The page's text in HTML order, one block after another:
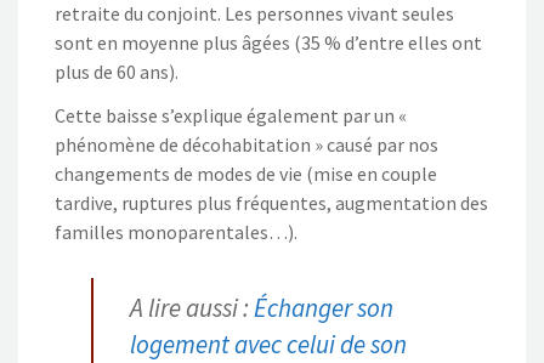
retraite du conjoint. Les personnes vivant seules
sont en moyenne plus âgées (35 % d’entre elles ont
plus de 60 ans).
Cette baisse s’explique également par un «
phénomène de décohabitation » causé par nos
changements de modes de vie (mise en couple
tardive, ruptures plus fréquentes, augmentation des
familles monoparentales…).
A lire aussi :Échanger son
logement avec celui de son